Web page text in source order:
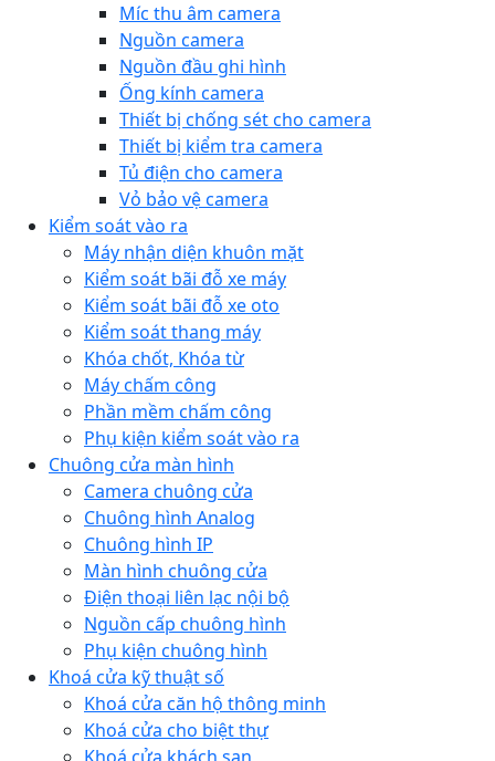
Míc thu âm camera
Nguồn camera
Nguồn đầu ghi hình
Ống kính camera
Thiết bị chống sét cho camera
Thiết bị kiểm tra camera
Tủ điện cho camera
Vỏ bảo vệ camera
Kiểm soát vào ra
Máy nhận diện khuôn mặt
Kiểm soát bãi đỗ xe máy
Kiểm soát bãi đỗ xe oto
Kiểm soát thang máy
Khóa chốt, Khóa từ
Máy chấm công
Phần mềm chấm công
Phụ kiện kiểm soát vào ra
Chuông cửa màn hình
Camera chuông cửa
Chuông hình Analog
Chuông hình IP
Màn hình chuông cửa
Điện thoại liên lạc nội bộ
Nguồn cấp chuông hình
Phụ kiện chuông hình
Khoá cửa kỹ thuật số
Khoá cửa căn hộ thông minh
Khoá cửa cho biệt thự